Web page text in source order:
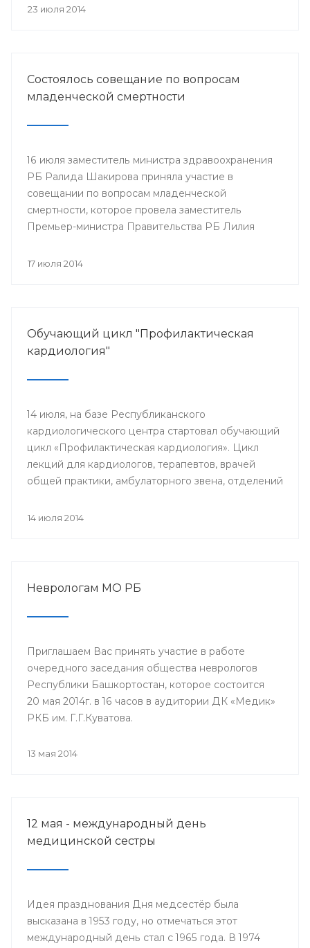
организациями, курируемыми отделом
23 июля 2014
Состоялось совещание по вопросам
младенческой смертности
16 июля заместитель министра здравоохранения
РБ Ралида Шакирова приняла участие в
совещании по вопросам младенческой
смертности, которое провела заместитель
Премьер-министра Правительства РБ Лилия
17 июля 2014
Обучающий цикл "Профилактическая
кардиология"
14 июля, на базе Республиканского
кардиологического центра стартовал обучающий
цикл «Профилактическая кардиология». Цикл
лекций для кардиологов, терапевтов, врачей
общей практики, амбулаторного звена, отделений
университетской клиники Лондона.
14 июля 2014
Неврологам МО РБ
Приглашаем Вас принять участие в работе
очередного заседания общества неврологов
Республики Башкортостан, которое состоится
20 мая 2014г. в 16 часов в аудитории ДК «Медик»
РКБ им. Г.Г.Куватова.
13 мая 2014
12 мая - международный день
медицинской сестры
Идея празднования Дня медсестёр была
высказана в 1953 году, но отмечаться этот
международный день стал с 1965 года. В 1974